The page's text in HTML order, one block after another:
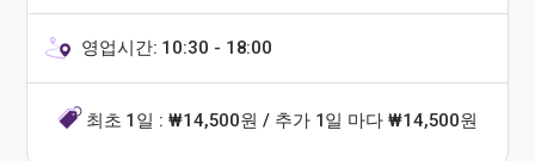
영업시간: 10:30 - 18:00
최초 1일 : ₩14,500원 / 추가 1일 마다 ₩14,500원